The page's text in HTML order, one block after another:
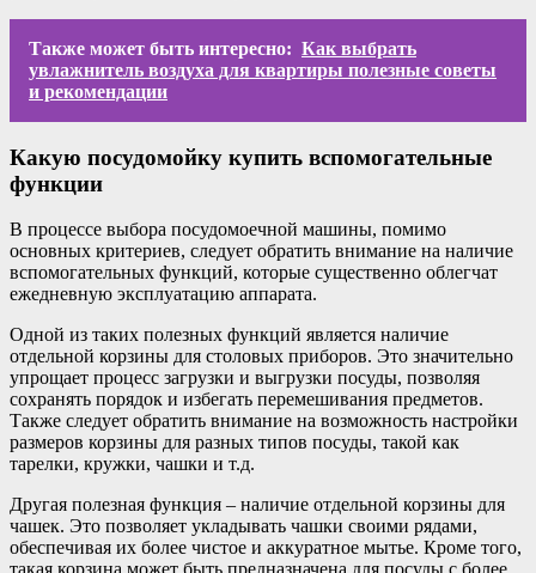
Также может быть интересно: Как выбрать
увлажнитель воздуха для квартиры полезные советы
и рекомендации
Какую посудомойку купить вспомогательные
функции
В процессе выбора посудомоечной машины, помимо
основных критериев, следует обратить внимание на наличие
вспомогательных функций, которые существенно облегчат
ежедневную эксплуатацию аппарата.
Одной из таких полезных функций является наличие
отдельной корзины для столовых приборов. Это значительно
упрощает процесс загрузки и выгрузки посуды, позволяя
сохранять порядок и избегать перемешивания предметов.
Также следует обратить внимание на возможность настройки
размеров корзины для разных типов посуды, такой как
тарелки, кружки, чашки и т.д.
Другая полезная функция – наличие отдельной корзины для
чашек. Это позволяет укладывать чашки своими рядами,
обеспечивая их более чистое и аккуратное мытье. Кроме того,